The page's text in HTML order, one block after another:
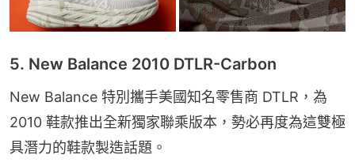
5. New Balance 2010 DTLR-Carbon
New Balance 特別攜手美國知名零售商 DTLR，為
2010 鞋款推出全新獨家聯乘版本，勢必再度為這雙極
具潛力的鞋款製造話題。